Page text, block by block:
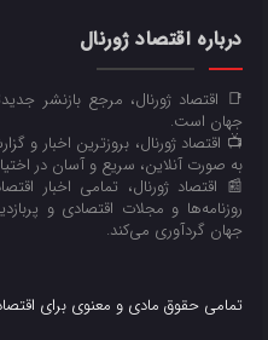
درباره اقتصاد ژورنال
📑 اقتصاد ژورنال، مرجع بازنشر
جهان است.
📺 اقتصاد ژورنال، بروزترین اخبار و
به صورت آنلاین، سریع و آسان در
📰 اقتصاد ژورنال، تمامی اخبار
روزنامه‌ها و مجلات اقتصادی و
جهان گردآوری می‌کند.
تمامی حقوق مادی و معنوی برای